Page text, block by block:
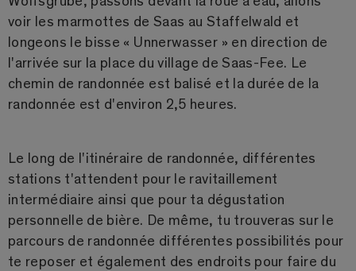
voir les marmottes de Saas au Staffelwald et
longeons le bisse « Unnerwasser » en direction de
l'arrivée sur la place du village de Saas-Fee. Le
chemin de randonnée est balisé et la durée de la
randonnée est d'environ 2,5 heures.
Le long de l'itinéraire de randonnée, différentes
stations t'attendent pour le ravitaillement
intermédiaire ainsi que pour ta dégustation
personnelle de bière. De même, tu trouveras sur le
parcours de randonnée différentes possibilités pour
te reposer et également des endroits pour faire du